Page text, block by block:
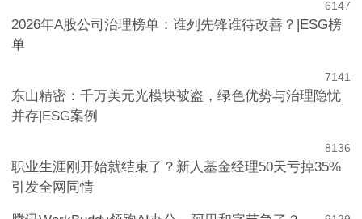
2026年A股公司治理榜单：谁列先锋谁待改善？|ESG榜
单
东山精密：千万美元光模块被盗，绿色优势与治理隐忧
并存|ESG案例
职业生涯刚开始就结束了？新人基金经理50天亏掉35%
引发全网同情